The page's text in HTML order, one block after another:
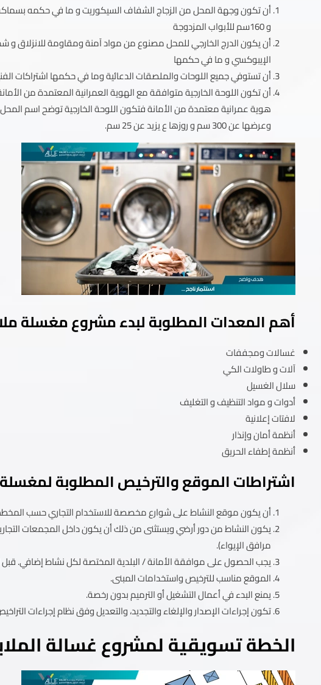
و 160سم للأبواب المزدوجة
أن يكون الدرج الخارجي للمحل مصنوع من مواد آمنة ومقاومة للانزلاق و
الإيبوكسي و ما في حكمها
أن تستوفي جميع اللوحات والملصقات الدعائية وما في حكمها اشتراكات
أن تكون اللوحة الخارجية متوافقة مع الهوية العمرانية المعتمدة من
وعرضها عن 300 سم و روزها ع يزيد عن 25 سم.
أهم المعدات المطلوبة لبدء مشروع مغسلة
غسالات ومجففات
آلات و طاولات الكي
سلال الغسيل
أدوات و مواد التنظيف و التغليف
لافتات إعلانية
أنظمة أمان وإنذار
أنظمة إطفاء الحريق
اشتراطات الموقع والترخيص المطلوبة
أن يكون موقع النشاط على شوارع مخصصة للاستخدام التجاري حسب
يكون النشاط من دور أرضي ويستثنى من ذلك أن يكون داخل المجمعات
مرافق الإيواء).
يجب الحصول على موافقة الأمانة / البلدية المختصة لكل نشاط إضافي. قبل
الموقع مناسب للترخيص واستخدامات المبنى.
يمنع البدء في أعمال التشغيل أو الترميم بدون رخصة.
تكون إجراءات الإصدار والإلغاء والتجديد، والتعديل وفق نظام إجراءات
الخطة تسويقية لمشروع غسالة